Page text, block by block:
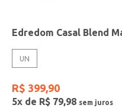
UN
R$ 399,90
5x de R$ 79,98